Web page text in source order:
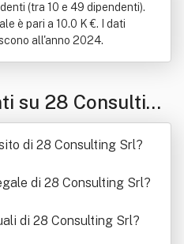
(tra 10 e 49 dipendenti).
è pari a 10.0 K €. I dati
all'anno 2024.
su 28 Consulting
di 28 Consulting Srl?
di 28 Consulting Srl?
di 28 Consulting Srl?